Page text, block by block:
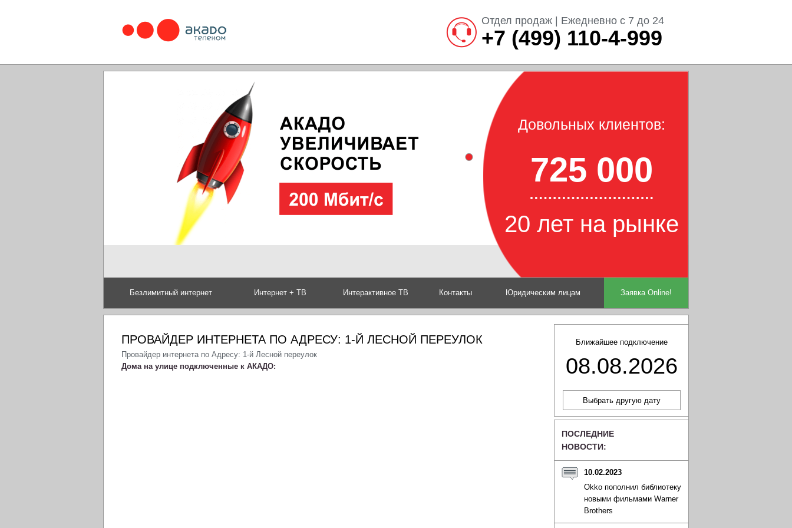
Отдел продаж | Ежедневно с 7 до 24
+7 (499) 110-4-999
Довольных клиентов:
725 000
20 лет на рынке
Безлимитный интернет Интернет + ТВ Интерактивное ТВ Контакты Юридическим лицам Заявка Online!
Ближайшее подключение
08.08.2026
ПОСЛЕДНИЕ
НОВОСТИ:
10.02.2023
Okko пополнил библиотеку
новыми фильмами Warner
Brothers
ПРОВАЙДЕР ИНТЕРНЕТА ПО АДРЕСУ: 1-Й ЛЕСНОЙ ПЕРЕУЛОК
Провайдер интернета по Адресу: 1-й Лесной переулок
Дома на улице подключенные к АКАДО: